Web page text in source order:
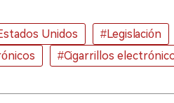
Unidos #Legislación
#Cigarrillos